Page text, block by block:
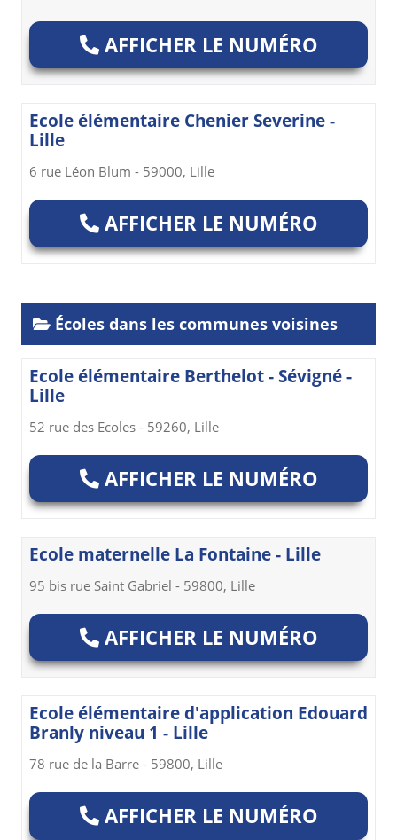
AFFICHER LE NUMÉRO
Ecole élémentaire Chenier Severine -
Lille
6 rue Léon Blum - 59000, Lille
AFFICHER LE NUMÉRO
Écoles dans les communes voisines
Ecole élémentaire Berthelot - Sévigné -
Lille
52 rue des Ecoles - 59260, Lille
AFFICHER LE NUMÉRO
Ecole maternelle La Fontaine - Lille
95 bis rue Saint Gabriel - 59800, Lille
AFFICHER LE NUMÉRO
Ecole élémentaire d'application Edouard
Branly niveau 1 - Lille
78 rue de la Barre - 59800, Lille
AFFICHER LE NUMÉRO